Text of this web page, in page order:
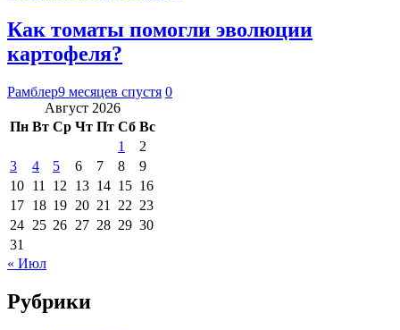
Как томаты помогли эволюции
картофеля?
Рамблер9 месяцев спустя 0
Август 2026
Пн Вт Ср Чт Пт Сб Вс
1
2
3
4 5 6 7 8
9
10 11 12 13 14 15 16
17 18 19 20 21 22 23
24 25 26 27 28 29 30
31
« Июл
Рубрики